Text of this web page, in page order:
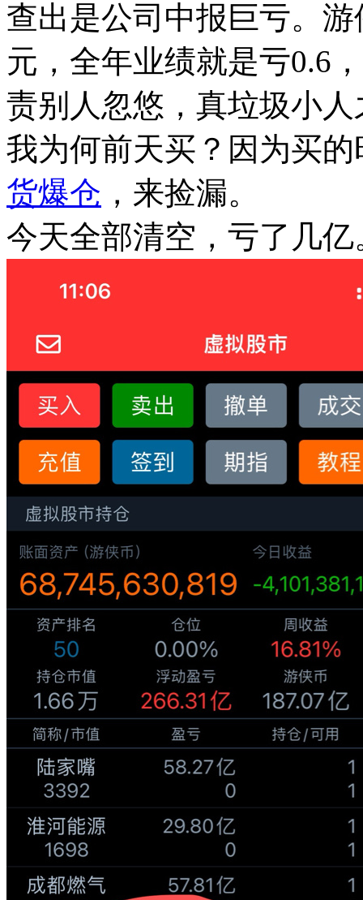
查出是公司中报巨亏。
元，全年业绩就是亏0.6
责别人忽悠，真垃圾小
我为何前天买？因为买
货爆仓 ，来捡漏。
今天全部清空，亏了几亿